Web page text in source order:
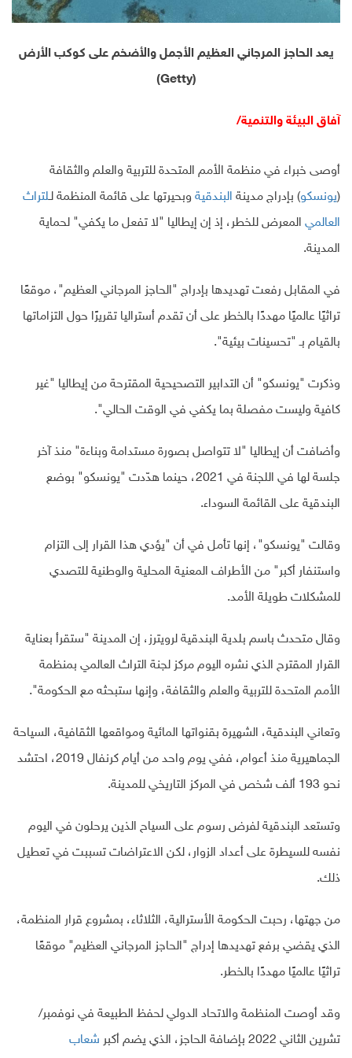
يعد الحاجز المرجاني العظيم الأجمل والأضخم على كوكب الأرض
(Getty)
آفاق البيئة والتنمية/
أوصى خبراء في منظمة الأمم المتحدة للتربية والعلم والثقافة
(يونسكو) بإدراج مدينة البندقية وبحيرتها على قائمة المنظمة لـلتراث
العالمي المعرض للخطر، إذ إن إيطاليا "لا تفعل ما يكفي" لحماية
المدينة.
في المقابل رفعت تهديدها بإدراج "الحاجز المرجاني العظيم"، موقعًا
تراثيًا عالميًا مهددًا بالخطر على أن تقدم أستراليا تقريرًا حول التزاماتها
بالقيام بـ "تحسينات بيئية".
وذكرت "يونسكو" أن التدابير التصحيحية المقترحة من إيطاليا "غير
كافية وليست مفصلة بما يكفي في الوقت الحالي".
وأضافت أن إيطاليا "لا تتواصل بصورة مستدامة وبناءة" منذ آخر
جلسة لها في اللجنة في 2021، حينما هدّدت "يونسكو" بوضع
البندقية على القائمة السوداء.
وقالت "يونسكو"، إنها تأمل في أن "يؤدي هذا القرار إلى التزام
واستنفار أكبر" من الأطراف المعنية المحلية والوطنية للتصدي
للمشكلات طويلة الأمد.
وقال متحدث باسم بلدية البندقية لرويترز، إن المدينة "ستقرأ بعناية
القرار المقترح الذي نشره اليوم مركز لجنة التراث العالمي بمنظمة
الأمم المتحدة للتربية والعلم والثقافة، وإنها ستبحثه مع الحكومة".
وتعاني البندقية، الشهيرة بقنواتها المائية ومواقعها الثقافية، السياحة
الجماهيرية منذ أعوام، ففي يوم واحد من أيام كرنفال 2019، احتشد
نحو 193 ألف شخص في المركز التاريخي للمدينة.
وتستعد البندقية لفرض رسوم على السياح الذين يرحلون في اليوم
نفسه للسيطرة على أعداد الزوار، لكن الاعتراضات تسببت في تعطيل
ذلك.
من جهتها، رحبت الحكومة الأسترالية، الثلاثاء، بمشروع قرار المنظمة،
الذي يقضي برفع تهديدها إدراج "الحاجز المرجاني العظيم" موقعًا
تراثيًا عالميًا مهددًا بالخطر.
وقد أوصت المنظمة والاتحاد الدولي لحفظ الطبيعة في نوفمبر/
تشرين الثاني 2022 بإضافة الحاجز، الذي يضم أكبر
شعاب